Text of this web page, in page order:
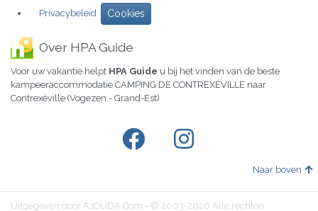
Privacybeleid
Cookies
Over HPA Guide
Voor uw vakantie helpt HPA Guide u bij het vinden van de beste
kampeeraccommodatie CAMPING DE CONTREXÉVILLE naar
Contrexéville (Vogezen - Grand-Est)
Naar boven
Uitgegeven door AJOUDA.Com - © 2003-2026 Alle rechten